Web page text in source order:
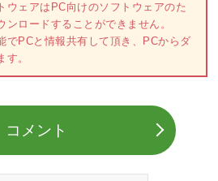
ウェアはPC向けのソフトウェアのた
ロードすることができません。
でPCと情報共有して頂き、PCからダ
。
コメント